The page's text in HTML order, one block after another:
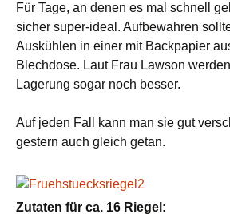
Für Tage, an denen es mal schnell
sicher super-ideal. Aufbewahren
Auskühlen in einer mit Backpapier
Blechdose. Laut Frau Lawson
Lagerung sogar noch besser.
Auf jeden Fall kann man sie gut
gestern auch gleich getan.
Zutaten für ca. 16 Riegel: